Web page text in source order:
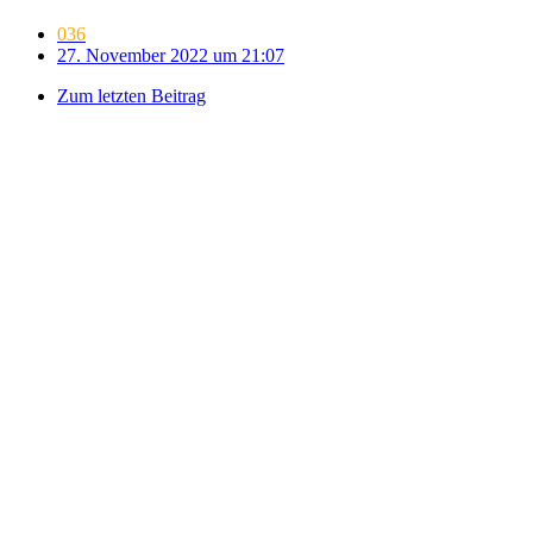
036
27. November 2022 um 21:07
Zum letzten Beitrag